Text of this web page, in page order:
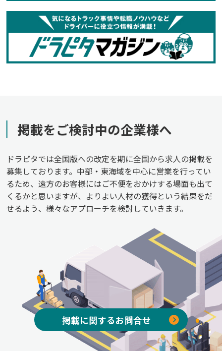
掲載をご検討中の企業様へ
ドラピタでは全国版への改定を期に全国から求人の掲載を
募集しております。中部・東海域を中心に営業を行ってい
るため、遠方のお客様にはご不便をおかけする場面も出て
くるかと思いますが、よりよい人材の獲得という結果をだ
せるよう、様々なアプローチを検討していきます。
掲載に関するお問合せ